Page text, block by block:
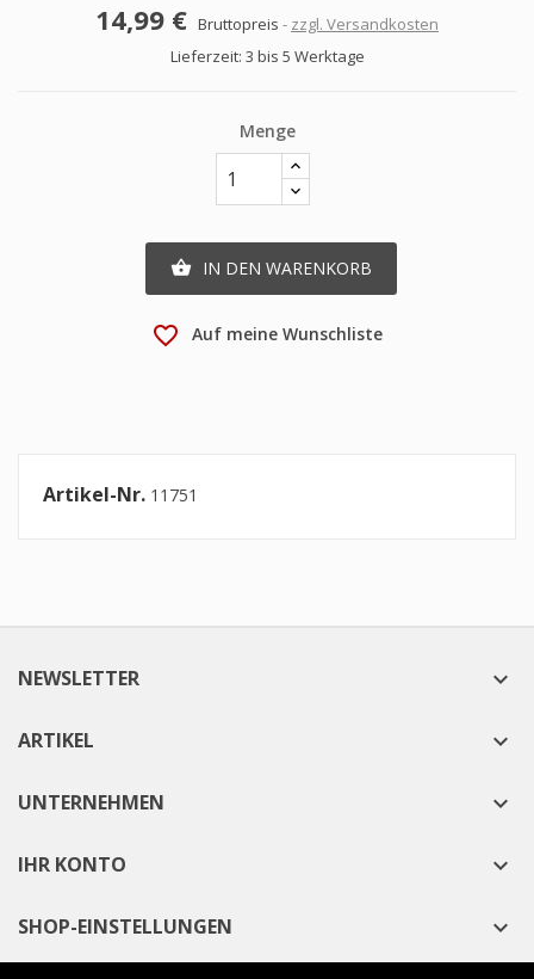
14,99 € Bruttopreis
zzgl. Versandkosten
Lieferzeit: 3 bis 5 Werktage
Menge
 IN DEN WARENKORB
favorite_border Auf meine Wunschliste
Artikel-Nr. 11751
NEWSLETTER 
ARTIKEL 
UNTERNEHMEN 
IHR KONTO 
SHOP-EINSTELLUNGEN 